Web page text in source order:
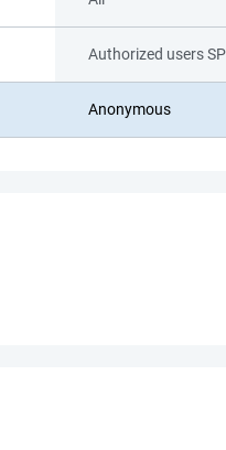
Authorized users
Anonymous